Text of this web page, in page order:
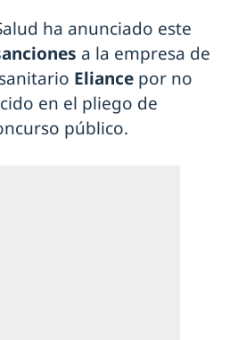
ha anunciado este
a la empresa de
Eliance por no
en el pliego de
público.